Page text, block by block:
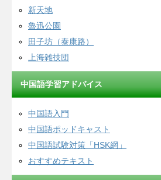
新天地
魯迅公園
田子坊（泰康路）
上海雑技団
中国語学習アドバイス
中国語入門
中国語ポッドキャスト
中国語試験対策「HSK網」
おすすめテキスト